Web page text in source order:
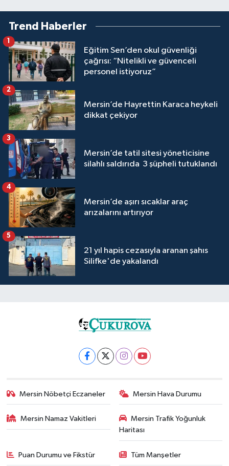
Trend Haberler
Eğitim Sen’den okul güvenliği
çağrısı: “Nitelikli ve güvenceli
personel istiyoruz”
1
Mersin’de Hayrettin Karaca heykeli
dikkat çekiyor
2
Mersin’de tatil sitesi yöneticisine
silahlı saldırıda 3 şüpheli tutuklandı
3
Mersin’de aşırı sıcaklar araç
arızalarını artırıyor
4
21 yıl hapis cezasıyla aranan şahıs
Silifke'de yakalandı
5
Mersin Nöbetçi Eczaneler Mersin Hava Durumu
Mersin Namaz Vakitleri
Mersin Trafik Yoğunluk
Haritası
Puan Durumu ve Fikstür Tüm Manşetler